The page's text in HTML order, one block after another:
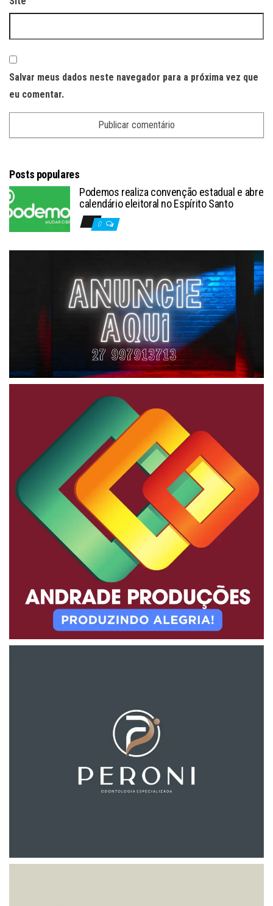
Salvar meus dados neste navegador para a próxima vez que
eu comentar.
Posts populares
Podemos realiza convenção estadual e abre
calendário eleitoral no Espírito Santo
0